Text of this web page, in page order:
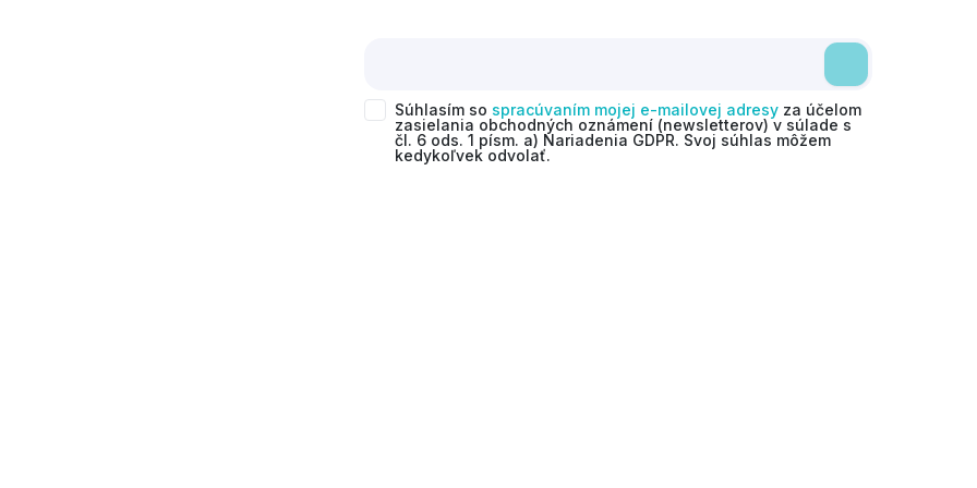
Súhlasím so spracúvaním mojej e-mailovej adresy za účelom
zasielania obchodných oznámení (newsletterov) v súlade s
čl. 6 ods. 1 písm. a) Nariadenia GDPR. Svoj súhlas môžem
kedykoľvek odvolať.